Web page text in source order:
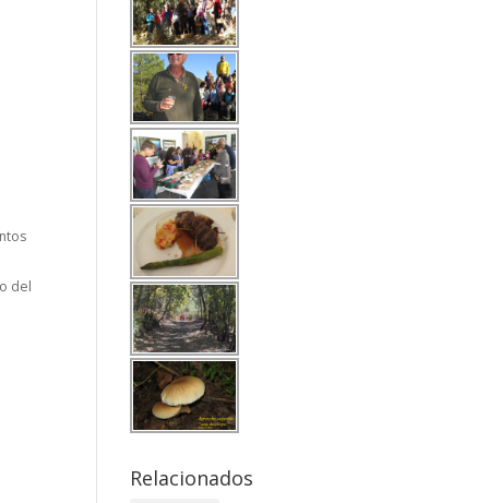
del
Relacionados